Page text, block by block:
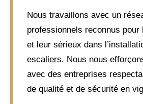
Nous travaillons avec un
professionnels reconnus pour
et leur sérieux dans
escaliers. Nous nous
avec des entreprises
de qualité et de sécurité en